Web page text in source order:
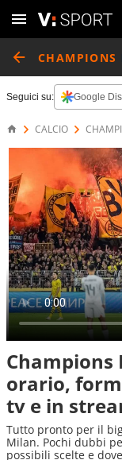
CHAMPIONS
Seguici su: Google
CALCIO
Champions
orario,
tv e in
Tutto pronto per il
Milan. Pochi dubbi
possibili scelte e